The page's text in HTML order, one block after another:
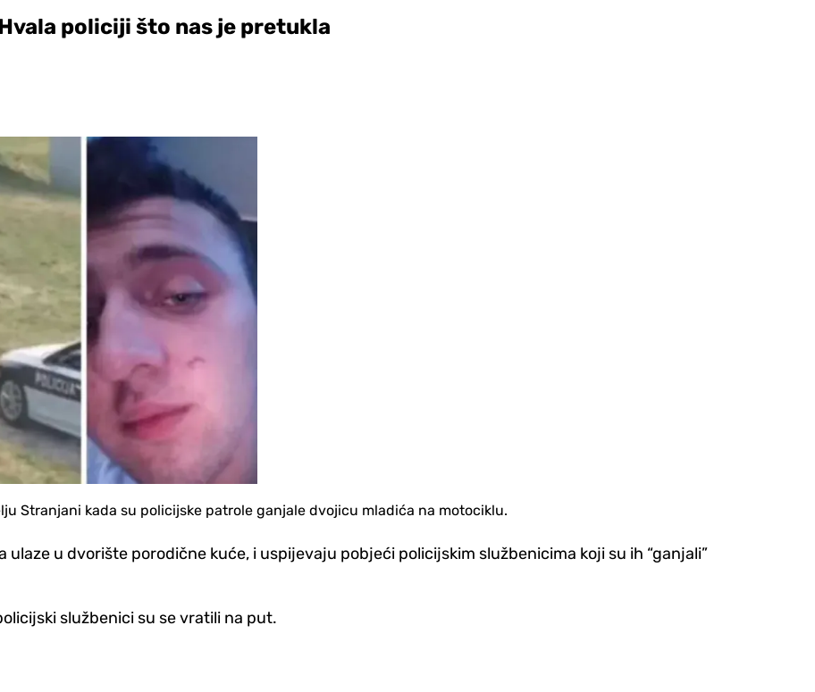
policiji što nas je pretukla
Stranjani kada su policijske patrole ganjale dvojicu mladića na motociklu.
u dvorište porodične kuće, i uspijevaju pobjeći policijskim službenicima koji su ih “ganjali”
službenici su se vratili na put.